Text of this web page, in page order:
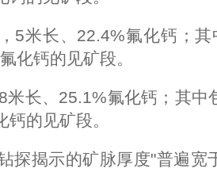
5米长、22.4%氟化钙；
化钙的见矿段。
米长、25.1%氟化钙；其
的见矿段。
探揭示的矿脉厚度"普遍宽